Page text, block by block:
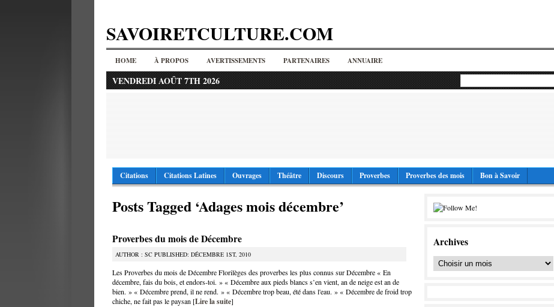
SAVOIRETCULTURE.COM
HOME À PROPOS AVERTISSEMENTS PARTENAIRES ANNUAIRE
VENDREDI AOÛT 7TH 2026
Citations Citations Latines Ouvrages Théâtre Discours Proverbes Proverbes des mois Bon à Savoir
Posts Tagged ‘Adages mois décembre’
Proverbes du mois de Décembre
AUTHOR : SC PUBLISHED: DÉCEMBRE 1ST, 2010
Les Proverbes du mois de Décembre Florilèges des proverbes les plus connus sur Décembre « En
décembre, fais du bois, et endors-toi. » « Décembre aux pieds blancs s’en vient, an de neige est an de
bien. » « Décembre prend, il ne rend. » « Décembre trop beau, été dans l'eau. » « Décembre de froid trop
chiche, ne fait pas le paysan [Lire la suite]
Archives